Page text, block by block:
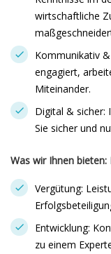
wirtschaftliche
Kommunikativ
engagiert,
Miteinander.
Digital & sicher:
Sie sicher und
Was wir Ihnen
Vergütung:
Entwicklung:
zu einem